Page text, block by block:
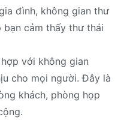
đình, không gian thư
bạn cảm thấy thư thái
hợp với không gian
cho mọi người. Đây là
khách, phòng họp